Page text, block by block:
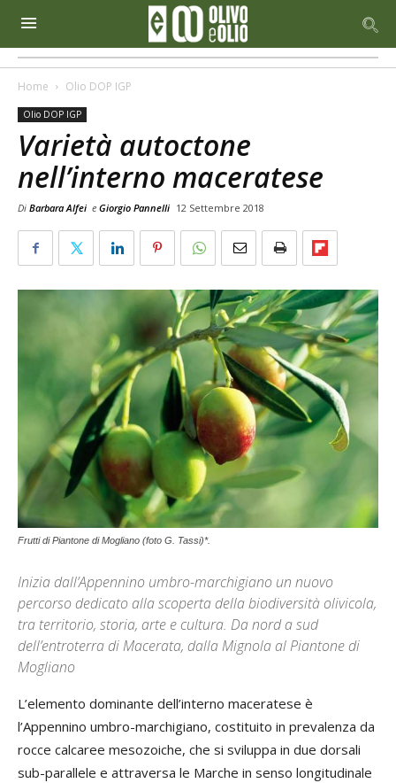
Home Olio DOP IGP
Olio DOP IGP
Varietà autoctone
nell’interno maceratese
Di Barbara Alfei e Giorgio Pannelli 12 Settembre 2018
Frutti di Piantone di Mogliano (foto G. Tassi)*.
Inizia dall’Appennino umbro-marchigiano un nuovo
percorso dedicato alla scoperta della biodiversità olivicola,
tra territorio, storia, arte e cultura. Da nord a sud
dell’entroterra di Macerata, dalla Mignola al Piantone di
Mogliano
L’elemento dominante dell’interno maceratese è
l’Appennino umbro-marchigiano, costituito in prevalenza da
rocce calcaree mesozoiche, che si sviluppa in due dorsali
sub-parallele e attraversa le Marche in senso longitudinale